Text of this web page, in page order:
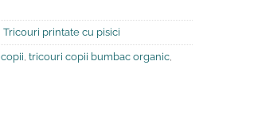
Tricouri printate cu pisici
tricouri copii bumbac organic